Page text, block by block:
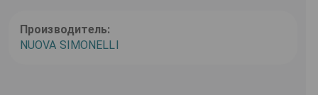
Производитель:
NUOVA SIMONELLI